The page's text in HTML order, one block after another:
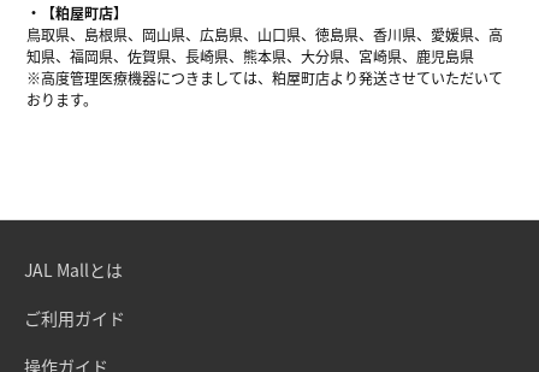
【粕屋町店】
鳥取県、島根県、岡山県、広島県、山口県、徳島県、香川県、愛媛県、高
知県、福岡県、佐賀県、長崎県、熊本県、大分県、宮崎県、鹿児島県
※高度管理医療機器につきましては、粕屋町店より発送させていただいて
おります。
JAL Mallとは
ご利用ガイド
操作ガイド